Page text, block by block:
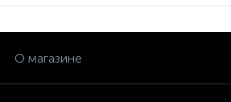
О магазине